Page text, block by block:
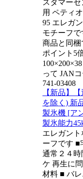
スタマー
用 ペティ
95 エレガ
モチーフ
商品と同
ポイント5
って JAN
741-03408
【新品】
を除く) 新
製氷機 [ア
製氷能力
エレガン
ーフです ■
通常２４時
ケ 再生に
材料 ■ バ